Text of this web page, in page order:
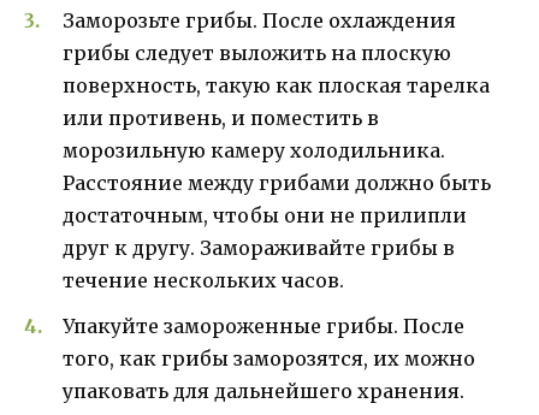
Заморозьте грибы. После охлаждения
грибы следует выложить на плоскую
поверхность, такую как плоская тарелка
или противень, и поместить в
морозильную камеру холодильника.
Расстояние между грибами должно быть
достаточным, чтобы они не прилипли
друг к другу. Замораживайте грибы в
течение нескольких часов.
Упакуйте замороженные грибы. После
того, как грибы заморозятся, их можно
упаковать для дальнейшего хранения.